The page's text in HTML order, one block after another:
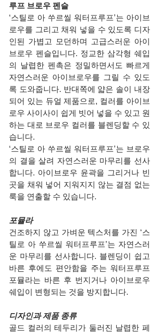
루프 브로우 펜슬
‘스틸로 아 쑤르씰 워터프루프’는 아이브
로우를 그리고 채워 넣을 수 있도록 디자
인된 가볍고 모던하며 고급스러운 아이
브로우 펜슬입니다. 정교한 삼각형 쉐입
의 날렵한 펜촉은 정밀하면서도 빠르게
자연스러운 아이브로우를 그릴 수 있도
록 도와줍니다. 반대쪽에 얇은 솔이 내장
되어 있는 듀얼 제품으로, 컬러를 아이브
로우 사이사이 쉽게 빗어 넣을 수 있고 원
하는 대로 브로우 컬러를 블렌딩할 수 있
습니다.
‘스틸로 아 쑤르씰 워터프루프’는 브로우
의 결을 살려 자연스러운 마무리를 선사
합니다. 아이브로우 윤곽을 그리거나 빈
곳을 채워 넣어 지워지지 않는 결점 없는
룩을 연출할 수 있습니다.
포뮬라
건조하지 않고 가벼운 텍스처를 가진 ‘스
틸로 아 쑤르씰 워터프루프’는 자연스러
운 마무리를 선사합니다. 블렌딩이 쉽고
바른 후에도 편안함을 주는 워터프루프
포뮬라는 바른 후 번지거나 아이브로우
쉐입이 변형되는 것을 방지합니다.
디자인과 제품 종류
골드 컬러의 테두리가 둘러진 날렵한 페